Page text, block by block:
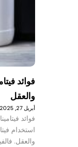
فوائد
والعقل
أبريل 27, 2025
فوائد
استخدام
والعقل.